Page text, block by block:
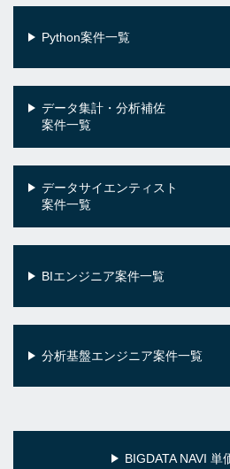
Python案件一覧
データ集計・分析補佐
案件一覧
データサイエンティスト
案件一覧
BIエンジニア案件一覧
分析基盤エンジニア案件一覧
BIGDATA NAVI 単